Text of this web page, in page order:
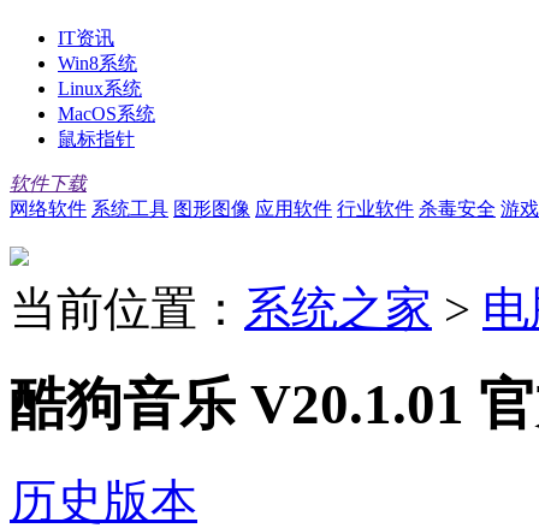
IT资讯
Win8系统
Linux系统
MacOS系统
鼠标指针
软件下载
网络软件 系统工具 图形图像 应用软件 行业软件 杀毒安全 游
当前位置： 系统之家 >
酷狗音乐 V20.1.01
历史版本